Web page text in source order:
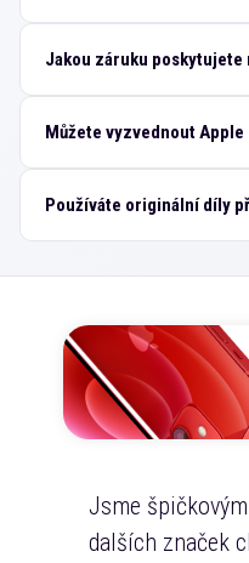
Jakou záruku poskytujete
Můžete vyzvednout Apple
Používáte originální díly
Jsme
dalších značek